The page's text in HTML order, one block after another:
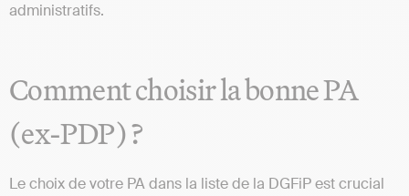
administratifs.
Comment choisir la bonne PA
(ex-PDP) ?
Le choix de votre PA dans la liste de la DGFiP est crucial